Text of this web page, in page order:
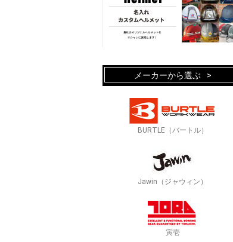
メーカーから選ぶ
BURTLE（バートル）
Jawin（ジャウィン）
寅壱